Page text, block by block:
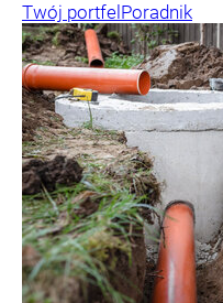
Twój portfel Poradnik